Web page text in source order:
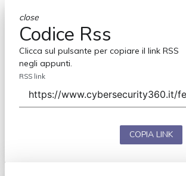
close
Codice Rss
Clicca sul pulsante per copiare il link RSS
negli appunti.
RSS link
COPIA LINK